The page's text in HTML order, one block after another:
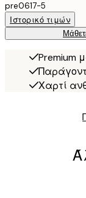
pre0617-5
Ιστορικό τιμών
Premium
Χαρτί